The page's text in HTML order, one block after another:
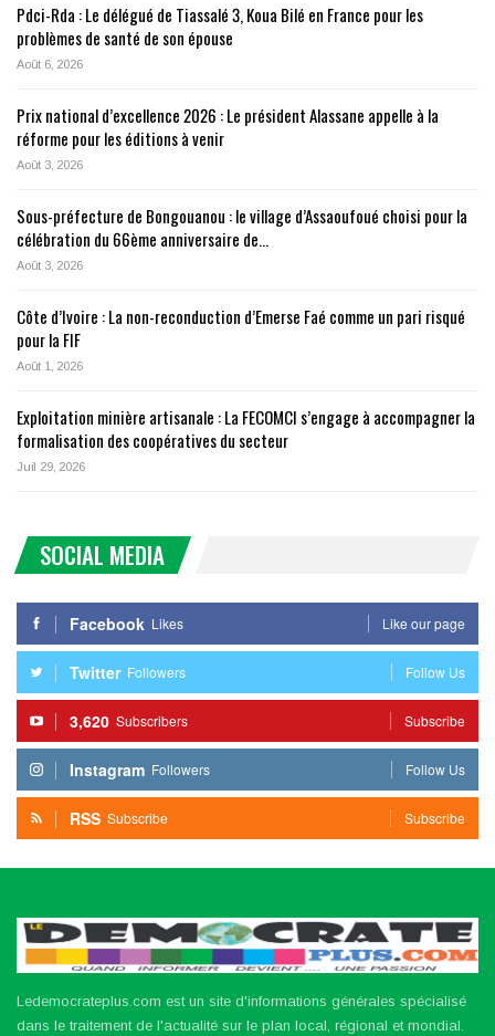
Pdci-Rda : Le délégué de Tiassalé 3, Koua Bilé en France pour les
problèmes de santé de son épouse
Août 6, 2026
Prix national d’excellence 2026 : Le président Alassane appelle à la
réforme pour les éditions à venir
Août 3, 2026
Sous-préfecture de Bongouanou : le village d’Assaoufoué choisi pour la
célébration du 66ème anniversaire de…
Août 3, 2026
Côte d’Ivoire : La non-reconduction d’Emerse Faé comme un pari risqué
pour la FIF
Août 1, 2026
Exploitation minière artisanale : La FECOMCI s’engage à accompagner la
formalisation des coopératives du secteur
Juil 29, 2026
SOCIAL MEDIA
Facebook Likes Like our page
Twitter Followers Follow Us
3,620 Subscribers Subscribe
Instagram Followers Follow Us
RSS Subscribe Subscribe
Ledemocrateplus.com est un site d'informations générales spécialisé
dans le traitement de l'actualité sur le plan local, régional et mondial.